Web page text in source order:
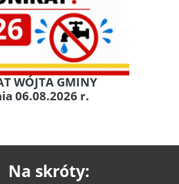
WÓJTA GMINY
06.08.2026 r.
Na skróty: